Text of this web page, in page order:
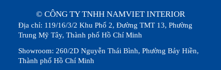
© CÔNG TY TNHH NAMVIET INTERIOR
Địa chỉ: 119/16/3/2 Khu Phố 2, Đường TMT 13, Phường
Trung Mỹ Tây, Thành phố Hồ Chí Minh
Showroom: 260/2D Nguyễn Thái Bình, Phường Bảy Hiền,
Thành phố Hồ Chí Minh